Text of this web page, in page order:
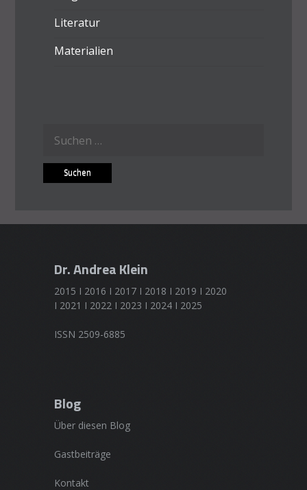
Literatur
Materialien
nach:
Dr. Andrea Klein
2015 I 2016 I 2017 I 2018 I 2019 I 2020
I 2021 I 2022 I 2023 I 2024 I 2025
ISSN 2509-6885
Blog
Über diesen Blog
Gastbeiträge
Kontakt